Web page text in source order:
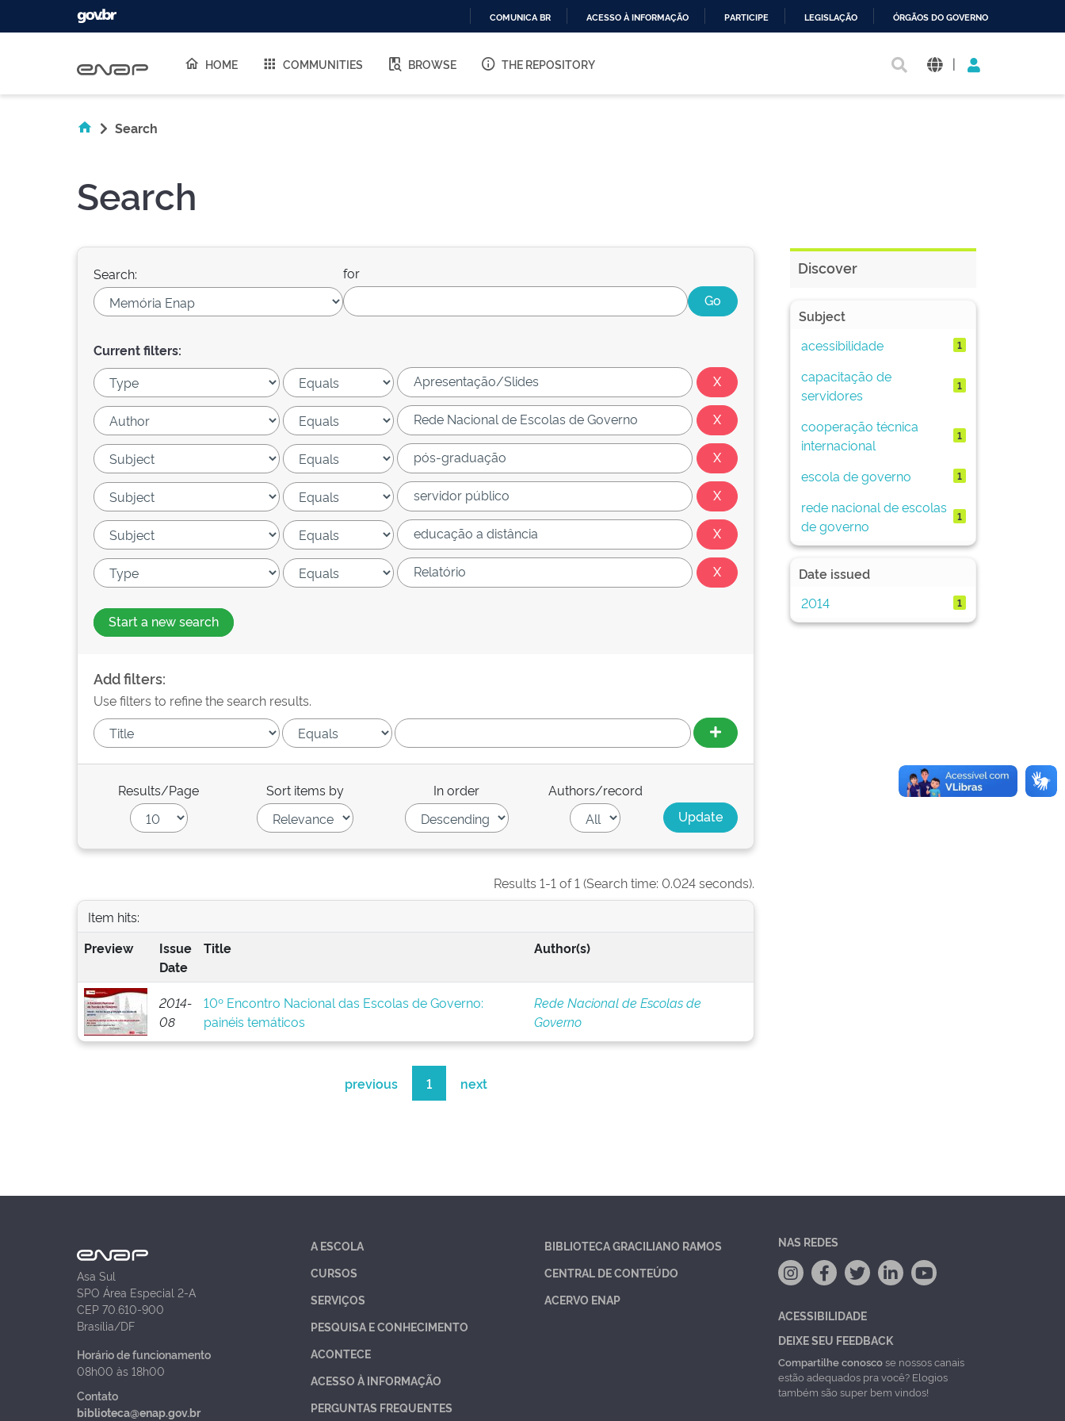
O
COMUNICA BR ACESSO À INFORMAÇÃO PARTICIPE LEGISLAÇÃO ÓRGÃOS DO GOVERNO
HOME COMMUNITIES BROWSE THE REPOSITORY |
Search
Search
Search: for
Current filters:
Start a new search
Add filters:
Use filters to refine the search results.
Results/Page Sort items by In order Authors/record
Results 1-1 of 1 (Search time: 0.024 seconds).
Item hits:
Preview
Issue
Date
Title Author(s)
2014-
08
10º Encontro Nacional das Escolas de Governo:
painéis temáticos
Rede Nacional de Escolas de
Governo
previous 1 next
Discover
Subject
acessibilidade
1
capacitação de
servidores
1
cooperação técnica
internacional
1
escola de governo 1
rede nacional de escolas
de governo
1
Date issued
2014
1
Asa Sul
SPO Área Especial 2-A
CEP 70.610-900
Brasília/DF
Horário de funcionamento
08h00 às 18h00
Contato
biblioteca@enap.gov.br
A ESCOLA
CURSOS
SERVIÇOS
PESQUISA E CONHECIMENTO
ACONTECE
ACESSO À INFORMAÇÃO
PERGUNTAS FREQUENTES
BIBLIOTECA GRACILIANO RAMOS
CENTRAL DE CONTEÚDO
ACERVO ENAP
NAS REDES
ACESSIBILIDADE
DEIXE SEU FEEDBACK
Compartilhe conoscose nossos canais
estão adequados pra você? Elogios
também são super bem vindos!